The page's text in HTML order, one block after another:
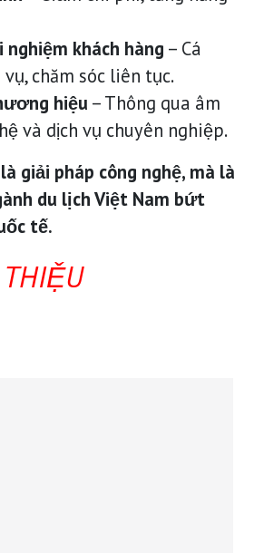
khách hàng – Cá
chăm sóc liên tục.
hiệu – Thông qua âm
và dịch vụ chuyên nghiệp.
giải pháp công nghệ, mà là
du lịch Việt Nam bứt
tế.